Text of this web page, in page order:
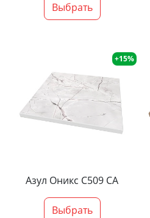
Выбрать
+15%
Азул Оникс С509 СА
Выбрать